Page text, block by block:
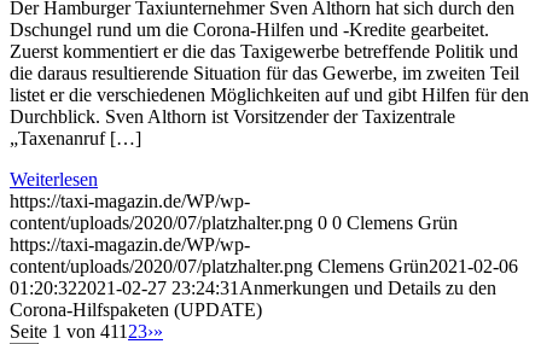
Der Hamburger Taxiunternehmer Sven Althorn hat sich durch den
Dschungel rund um die Corona-Hilfen und -Kredite gearbeitet.
Zuerst kommentiert er die das Taxigewerbe betreffende Politik und
die daraus resultierende Situation für das Gewerbe, im zweiten Teil
listet er die verschiedenen Möglichkeiten auf und gibt Hilfen für den
Durchblick. Sven Althorn ist Vorsitzender der Taxizentrale
„Taxenanruf […]
Weiterlesen
https://taxi-magazin.de/WP/wp-
content/uploads/2020/07/platzhalter.png 0 0 Clemens Grün
https://taxi-magazin.de/WP/wp-
content/uploads/2020/07/platzhalter.png Clemens Grün2021-02-06
01:20:322021-02-27 23:24:31Anmerkungen und Details zu den
Corona-Hilfspaketen (UPDATE)
Seite 1 von 41123›»